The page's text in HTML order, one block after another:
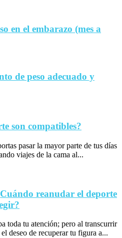
en el embarazo (mes a
de peso adecuado y
son compatibles?
pasar la mayor parte de tus días
viajes de la cama al...
reanudar el deporte
toda tu atención; pero al transcurrir
deseo de recuperar tu figura a...